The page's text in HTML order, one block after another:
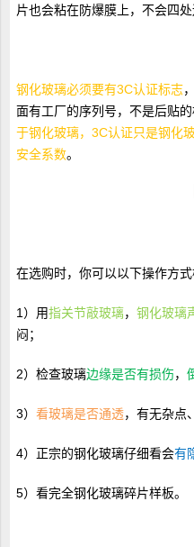
片也会粘在防爆膜上，不会四
钢化玻璃必须要有3C认证标志
面有工厂的序列号，不是后贴的
于钢化玻璃，3C认证只是钢化
安全系数。
在选购时，你可以以下操作方式
1）用指关节敲玻璃， 钢化玻璃
闷；
2）检查玻璃边缘是否有损伤，
3） 看玻璃是否通透，有无杂点
4）正宗的钢化玻璃仔细看会有
5）看完全钢化玻璃碎片样板。